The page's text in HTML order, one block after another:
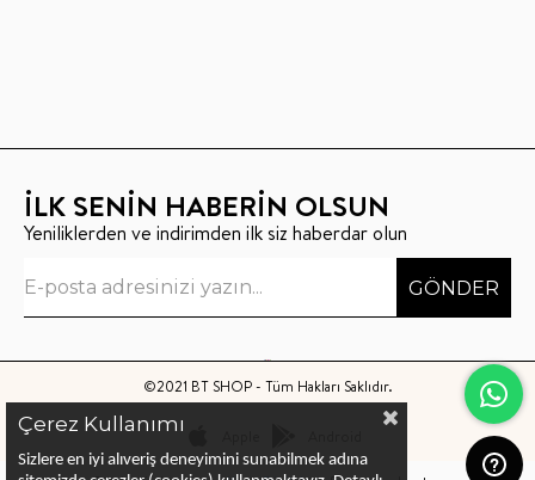
İLK SENİN HABERİN OLSUN
Yeniliklerden ve indirimden ilk siz haberdar olun
GÖNDER
©2021 BT SHOP - Tüm Hakları Saklıdır.
Çerez Kullanımı
Sizlere en iyi alıveriş deneyimini sunabilmek adına